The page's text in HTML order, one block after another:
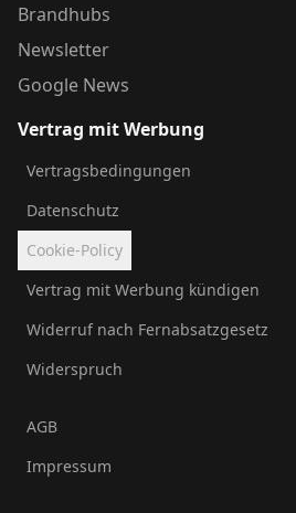
Brandhubs
Newsletter
Google News
Vertrag mit Werbung
Vertragsbedingungen
Datenschutz
Cookie-Policy
Vertrag mit Werbung kündigen
Widerruf nach Fernabsatzgesetz
Widerspruch
AGB
Impressum